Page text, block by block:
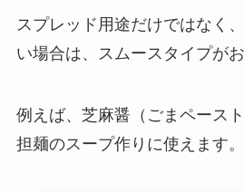
スプレッド用途だけではなく
い場合は、スムースタイプがお
例えば、芝麻醤（ごまペース
担麺のスープ作りに使えます。